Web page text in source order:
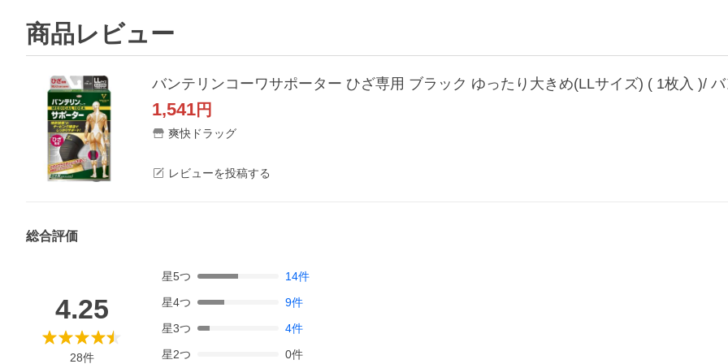
商品レビュー
バンテリンコーワサポーター ひざ専用 ブラック ゆったり大きめ(LLサイズ) ( 1枚入 )/
1,541円
爽快ドラッグ
レビューを投稿する
総合評価
4.25
28件
星5つ 14件
星4つ 9件
星3つ 4件
星2つ 0件